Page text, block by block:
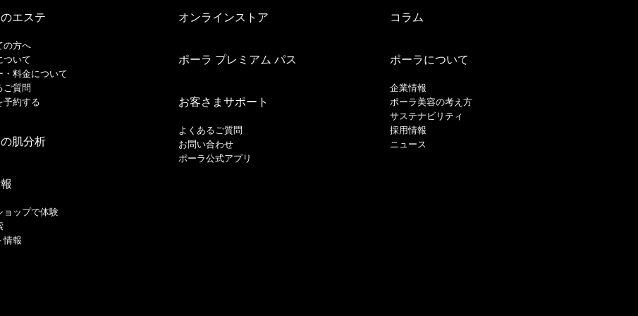
エステ
の方へ
ついて
・料金について
ご質問
予約する
肌分析
ョップで体験
情報
オンラインストア
ポーラ プレミアム パス
お客さまサポート
よくあるご質問
お問い合わせ
ポーラ公式アプリ
コラム
ポーラについて
企業情報
ポーラ美容の考え方
サステナビリティ
採用情報
ニュース